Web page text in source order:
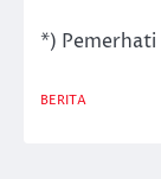
*) Pemerhati
BERITA